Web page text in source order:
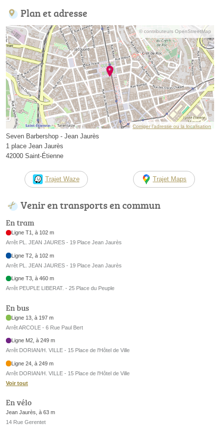
Plan et adresse
© contributeurs OpenStreetMap
Corriger l’adresse ou la localisation
Seven Barbershop - Jean Jaurès
1 place Jean Jaurès
42000 Saint-Étienne
Trajet Waze Trajet Maps
Venir en transports en commun
En tram
Ligne T1, à 102 m
Arrêt PL. JEAN JAURES - 19 Place Jean Jaurès
Ligne T2, à 102 m
Arrêt PL. JEAN JAURES - 19 Place Jean Jaurès
Ligne T3, à 460 m
Arrêt PEUPLE LIBERAT. - 25 Place du Peuple
En bus
Ligne 13, à 197 m
Arrêt ARCOLE - 6 Rue Paul Bert
Ligne M2, à 249 m
Arrêt DORIAN/H. VILLE - 15 Place de l'Hôtel de Ville
Ligne 24, à 249 m
Arrêt DORIAN/H. VILLE - 15 Place de l'Hôtel de Ville
Voir tout
En vélo
Jean Jaurès, à 63 m
14 Rue Gerentet